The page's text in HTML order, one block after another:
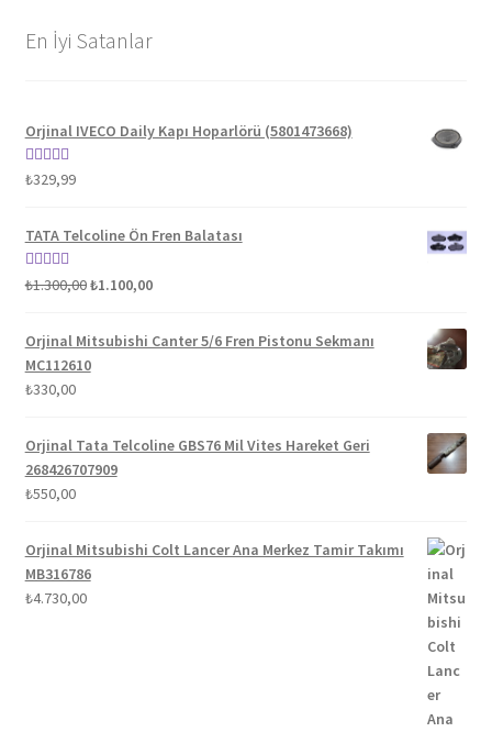
En İyi Satanlar
Orjinal IVECO Daily Kapı Hoparlörü (5801473668)
5 üzerinden
₺329,99
TATA Telcoline Ön Fren Balatası
5 üzerinden
₺1.300,00Orijinal
₺1.300,00.
₺1.100,00Şu
fiyat:
Orjinal Mitsubishi Canter 5/6 Fren Pistonu Sekmanı
MC112610
₺330,00
Orjinal Tata Telcoline GBS76 Mil Vites Hareket Geri
268426707909
₺550,00
Orjinal Mitsubishi Colt Lancer Ana Merkez Tamir Takımı
MB316786
₺4.730,00